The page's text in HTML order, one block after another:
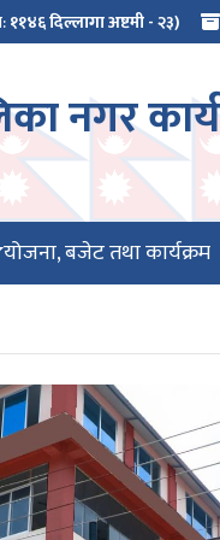
११४६ दिल्लागा अष्टमी - २३)
नगर
योजना, बजेट तथा कार्यक्रम